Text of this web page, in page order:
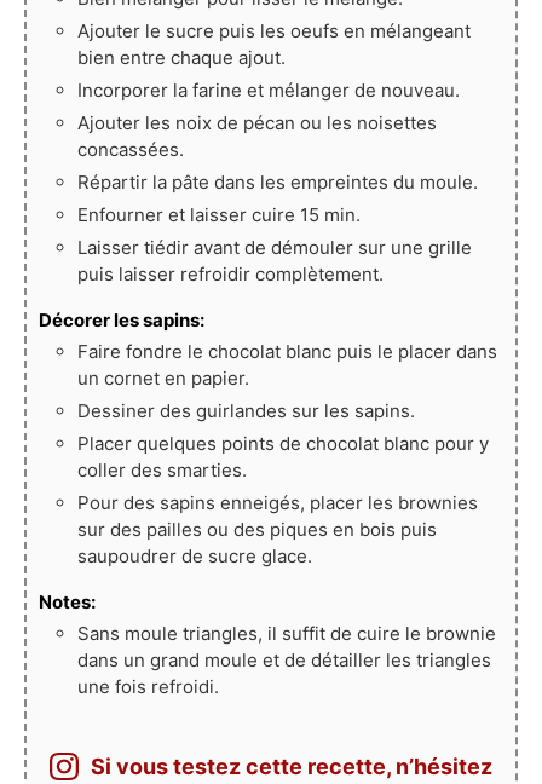
Ajouter le sucre puis les oeufs en mélangeant
bien entre chaque ajout.
Incorporer la farine et mélanger de nouveau.
Ajouter les noix de pécan ou les noisettes
concassées.
Répartir la pâte dans les empreintes du moule.
Enfourner et laisser cuire 15 min.
Laisser tiédir avant de démouler sur une grille
puis laisser refroidir complètement.
Décorer les sapins:
Faire fondre le chocolat blanc puis le placer dans
un cornet en papier.
Dessiner des guirlandes sur les sapins.
Placer quelques points de chocolat blanc pour y
coller des smarties.
Pour des sapins enneigés, placer les brownies
sur des pailles ou des piques en bois puis
saupoudrer de sucre glace.
Notes:
Sans moule triangles, il suffit de cuire le brownie
dans un grand moule et de détailler les triangles
une fois refroidi.
Si vous testez cette recette, n’hésitez